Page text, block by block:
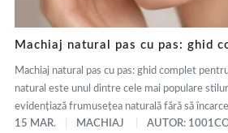
Machiaj natural pas cu pas: ghid
Machiaj natural pas cu pas: ghid complet
natural este unul dintre cele mai populare
evidențiază frumusețea naturală fără să
15 MAR.
MACHIAJ AUTOR: